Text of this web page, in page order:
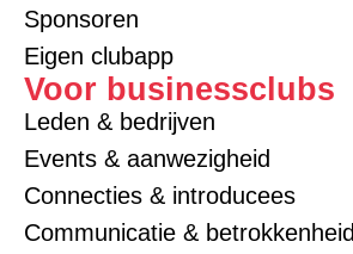
Sponsoren
Eigen clubapp
Voor businessclubs
Leden & bedrijven
Events & aanwezigheid
Connecties & introducees
Communicatie & betrokkenheid